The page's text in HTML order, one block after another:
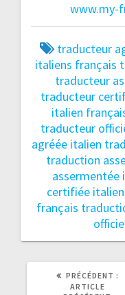
www.my-
traducteur
italiens français
traducteur
traducteur
italien
traducteur
agréée italien
traduction
assermentée
certifiée italien
français
PRÉCÉDENT :
ARTICLE